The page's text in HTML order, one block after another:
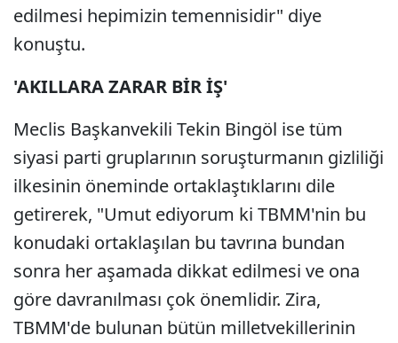
edilmesi hepimizin temennisidir" diye
konuştu.
'AKILLARA ZARAR BİR İŞ'
Meclis Başkanvekili Tekin Bingöl ise tüm
siyasi parti gruplarının soruşturmanın gizliliği
ilkesinin öneminde ortaklaştıklarını dile
getirerek, "Umut ediyorum ki TBMM'nin bu
konudaki ortaklaşılan bu tavrına bundan
sonra her aşamada dikkat edilmesi ve ona
göre davranılması çok önemlidir. Zira,
TBMM'de bulunan bütün milletvekillerinin